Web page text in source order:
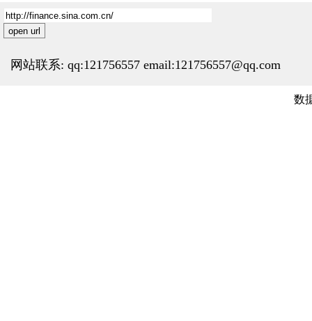
open url
网站联系: qq:121756557 email:121756557@qq.com